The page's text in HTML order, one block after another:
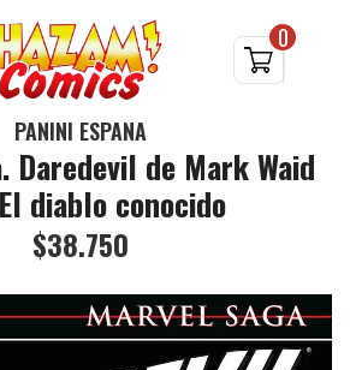
0
PANINI ESPAÑA
Daredevil de Mark Waid
diablo conocido
$38.750